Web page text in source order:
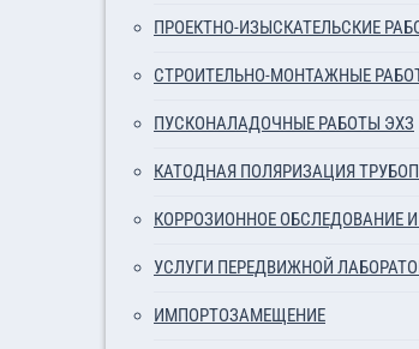
ПРОЕКТНО-ИЗЫСКАТЕЛЬСКИЕ
СТРОИТЕЛЬНО-МОНТАЖНЫЕ
ПУСКОНАЛАДОЧНЫЕ РАБОТЫ ЭХЗ
КАТОДНАЯ ПОЛЯРИЗАЦИЯ
КОРРОЗИОННОЕ ОБСЛЕДОВАНИЕ
УСЛУГИ ПЕРЕДВИЖНОЙ
ИМПОРТОЗАМЕЩЕНИЕ